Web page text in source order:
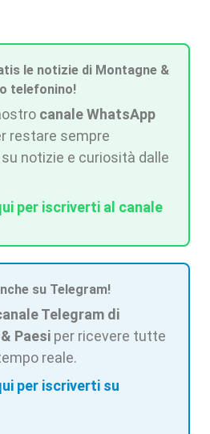
le notizie di Montagne &
telefonino!
canale WhatsApp
restare sempre
notizie e curiosità dalle
per iscriverti al canale
su Telegram!
Telegram di
Paesi per ricevere tutte
reale.
per iscriverti su